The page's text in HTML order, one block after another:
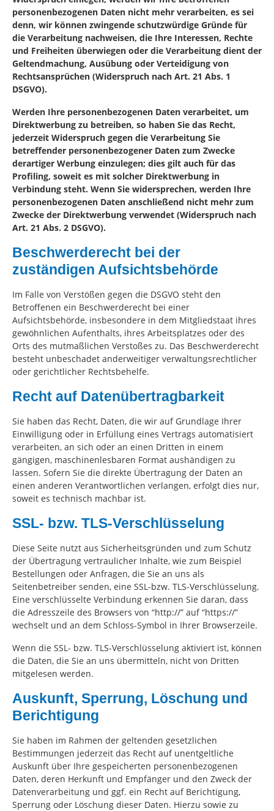
personenbezogenen Daten nicht mehr verarbeiten, es sei
denn, wir können zwingende schutzwürdige Gründe für
die Verarbeitung nachweisen, die Ihre Interessen, Rechte
und Freiheiten überwiegen oder die Verarbeitung dient der
Geltendmachung, Ausübung oder Verteidigung von
Rechtsansprüchen (Widerspruch nach Art. 21 Abs. 1
DSGVO).
Werden Ihre personenbezogenen Daten verarbeitet, um
Direktwerbung zu betreiben, so haben Sie das Recht,
jederzeit Widerspruch gegen die Verarbeitung Sie
betreffender personenbezogener Daten zum Zwecke
derartiger Werbung einzulegen; dies gilt auch für das
Profiling, soweit es mit solcher Direktwerbung in
Verbindung steht. Wenn Sie widersprechen, werden Ihre
personenbezogenen Daten anschließend nicht mehr zum
Zwecke der Direktwerbung verwendet (Widerspruch nach
Art. 21 Abs. 2 DSGVO).
Beschwerderecht bei der
zuständigen Aufsichtsbehörde
Im Falle von Verstößen gegen die DSGVO steht den
Betroffenen ein Beschwerderecht bei einer
Aufsichtsbehörde, insbesondere in dem Mitgliedstaat ihres
gewöhnlichen Aufenthalts, ihres Arbeitsplatzes oder des
Orts des mutmaßlichen Verstoßes zu. Das Beschwerderecht
besteht unbeschadet anderweitiger verwaltungsrechtlicher
oder gerichtlicher Rechtsbehelfe.
Recht auf Datenübertragbarkeit
Sie haben das Recht, Daten, die wir auf Grundlage Ihrer
Einwilligung oder in Erfüllung eines Vertrags automatisiert
verarbeiten, an sich oder an einen Dritten in einem
gängigen, maschinenlesbaren Format aushändigen zu
lassen. Sofern Sie die direkte Übertragung der Daten an
einen anderen Verantwortlichen verlangen, erfolgt dies nur,
soweit es technisch machbar ist.
SSL- bzw. TLS-Verschlüsselung
Diese Seite nutzt aus Sicherheitsgründen und zum Schutz
der Übertragung vertraulicher Inhalte, wie zum Beispiel
Bestellungen oder Anfragen, die Sie an uns als
Seitenbetreiber senden, eine SSL-bzw. TLS-Verschlüsselung.
Eine verschlüsselte Verbindung erkennen Sie daran, dass
die Adresszeile des Browsers von “http://” auf “https://”
wechselt und an dem Schloss-Symbol in Ihrer Browserzeile.
Wenn die SSL- bzw. TLS-Verschlüsselung aktiviert ist, können
die Daten, die Sie an uns übermitteln, nicht von Dritten
mitgelesen werden.
Auskunft, Sperrung, Löschung und
Berichtigung
Sie haben im Rahmen der geltenden gesetzlichen
Bestimmungen jederzeit das Recht auf unentgeltliche
Auskunft über Ihre gespeicherten personenbezogenen
Daten, deren Herkunft und Empfänger und den Zweck der
Datenverarbeitung und ggf. ein Recht auf Berichtigung,
Sperrung oder Löschung dieser Daten. Hierzu sowie zu